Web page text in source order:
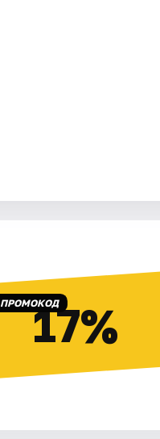
ПРОМОКОД17%